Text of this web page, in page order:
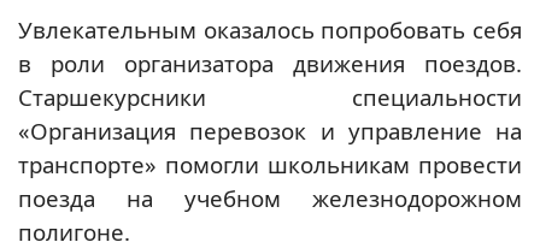
Увлекательным оказалось попробовать себя
в роли организатора движения поездов.
Старшекурсники специальности
«Организация перевозок и управление на
транспорте» помогли школьникам провести
поезда на учебном железнодорожном
полигоне.